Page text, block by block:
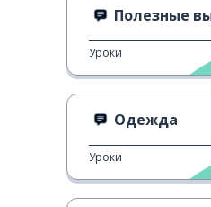
Полезные
Уроки
Одежда
Уроки